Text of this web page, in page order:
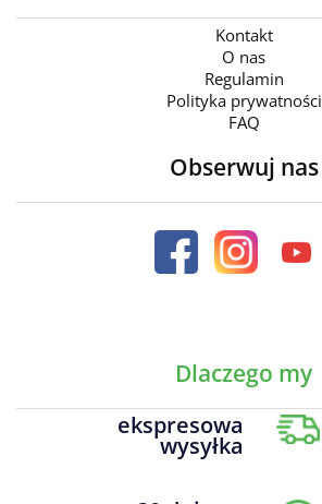
Kontakt
O nas
Regulamin
Polityka prywatności
FAQ
Obserwuj nas
Dlaczego my
ekspresowa
wysyłka